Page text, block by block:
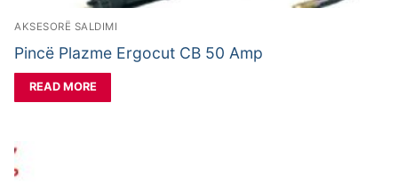
AKSESORË SALDIMI
Pincë Plazme Ergocut CB 50 Amp
READ MORE